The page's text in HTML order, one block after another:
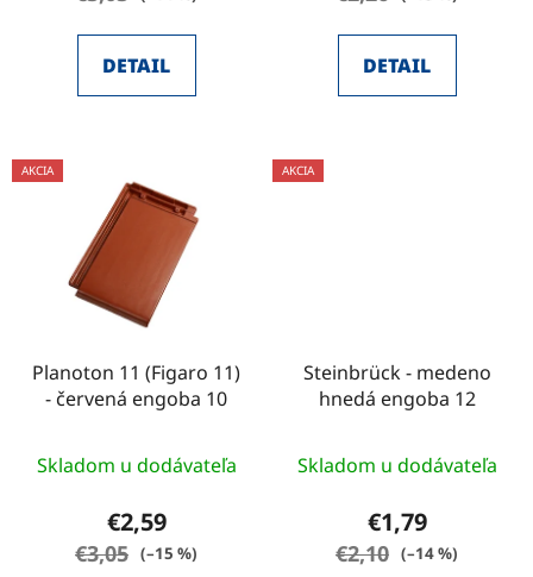
DETAIL DETAIL
AKCIA
Planoton 11 (Figaro 11)
- červená engoba 10
Skladom u dodávateľa
€2,59
€3,05 (–15 %)
AKCIA
Steinbrück - medeno
hnedá engoba 12
Skladom u dodávateľa
€1,79
€2,10 (–14 %)